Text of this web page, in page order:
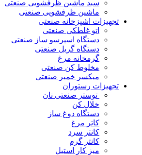
سبد ماشین ظرفشویی صنعتی
ماشین ظرفشویی صنعتی
تجهیزات اشپزخانه صنعتی
اتو غلطکی صنعتی
دستگاه اسپرسو ساز صنعتی
دستگاه گریل صنعتی
گرمخانه مرغ
مخلوط کن صنعتی
میکسر خمیر صنعتی
تجهیزات رستوران
توستر صنعتی نان
خلال کن
دستگاه دوغ ساز
کاتر مرغ
کانتر سرد
کانتر گرم
میز کار استیل